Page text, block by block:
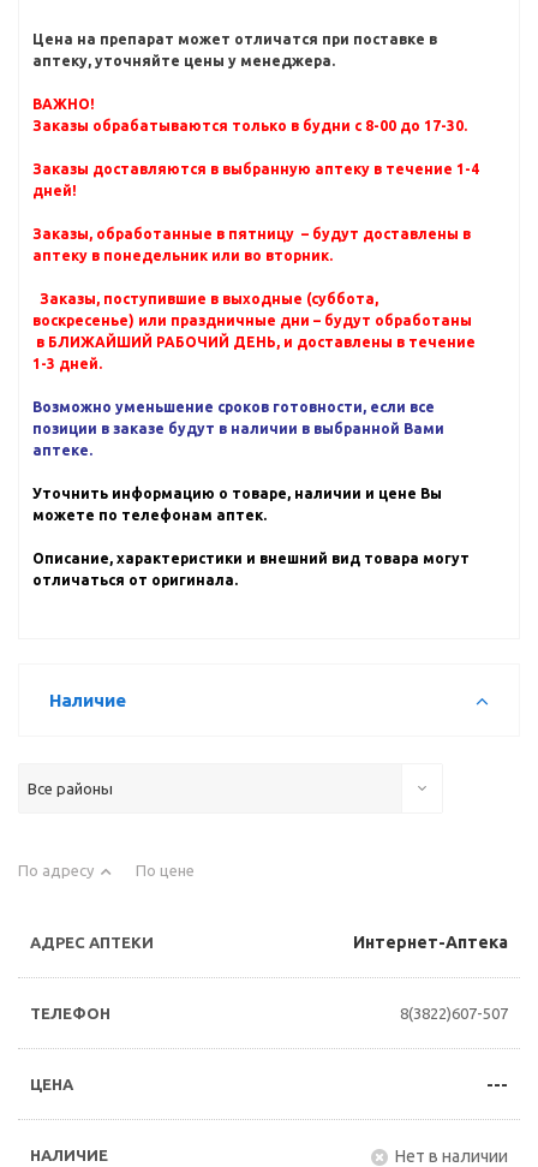
Цена на препарат может отличатся при поставке в
аптеку, уточняйте цены у менеджера.
ВАЖНО!
Заказы обрабатываются только в будни с 8-00 до 17-30.
Заказы доставляются в выбранную аптеку в течение 1-4
дней!
Заказы, обработанные в пятницу – будут доставлены в
аптеку в понедельник или во вторник.
Заказы, поступившие в выходные (суббота,
воскресенье) или праздничные дни – будут обработаны
в БЛИЖАЙШИЙ РАБОЧИЙ ДЕНЬ, и доставлены в течение
1-3 дней.
Возможно уменьшение сроков готовности, если все
позиции в заказе будут в наличии в выбранной Вами
аптеке.
Уточнить информацию о товаре, наличии и цене Вы
можете по телефонам аптек.
Описание, характеристики и внешний вид товара могут
отличаться от оригинала.
Наличие
Все районы
По адресу По цене
Интернет-Аптека
8(3822)607-507
---
Нет в наличии